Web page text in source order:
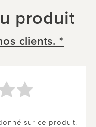
produit
clients. *
sur ce produit.